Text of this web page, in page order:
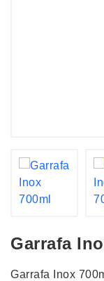
Garrafa
Garrafa Inox